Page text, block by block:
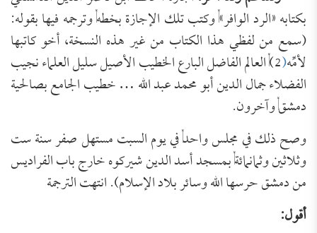
بكتابه «الرد الوافر», وكتب تلك الإجازة بخطه, وترجمه فيها بقوله:
(سمع من لفظي هذا الكتاب من غير هذه النسخة، أخو كاتبها
لأمِّه( 2), العالم الفاضل البارع الخطيب الأصيل سليل العلماء نجيب
الفضلاء جمال الدين أبو محمد عبد الله … خطيب الجامع بصالحية
دمشق, وآخرون.
وصح ذلك في مجلس واحد, في يوم السبت مستهل صفر سنة ست
وثلاثين وثمانمائة, بمسجد أسد الدين شيركوه خارج باب الفراديس
من دمشق حرسها الله وسائر بلاد الإسلام). انتهت الترجمة
أقول: